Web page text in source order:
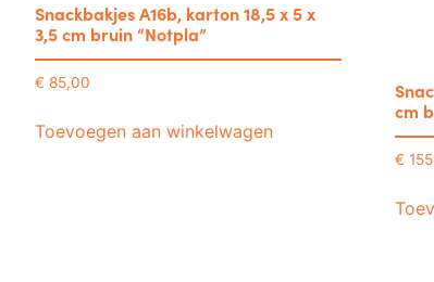
Snackbakjes A16b, karton 18,5 x 5 x
3,5 cm bruin “Notpla”
€ 85,00
Toevoegen aan winkelwagen
cm
€